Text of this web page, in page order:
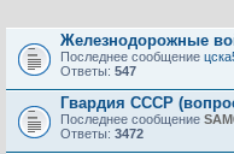
Железнодорожные
Последнее сообщение
Ответы: 547
Гвардия СССР
Последнее сообщение
Ответы: 3472